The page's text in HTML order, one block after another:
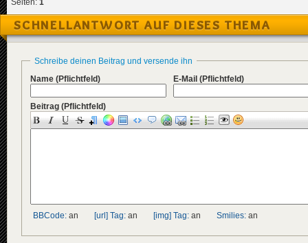
SCHNELLANTWORT AUF DIESES THEMA
Schreibe deinen Beitrag und versende ihn
Name (Pflichtfeld) E-Mail (Pflichtfeld)
Beitrag (Pflichtfeld)
BBCode: an [url] Tag: an [img] Tag: an Smilies: an